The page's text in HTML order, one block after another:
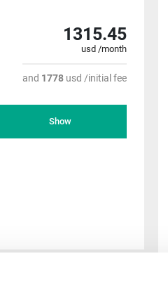
1315.45
usd /month
and 1778usd /initial fee
Show